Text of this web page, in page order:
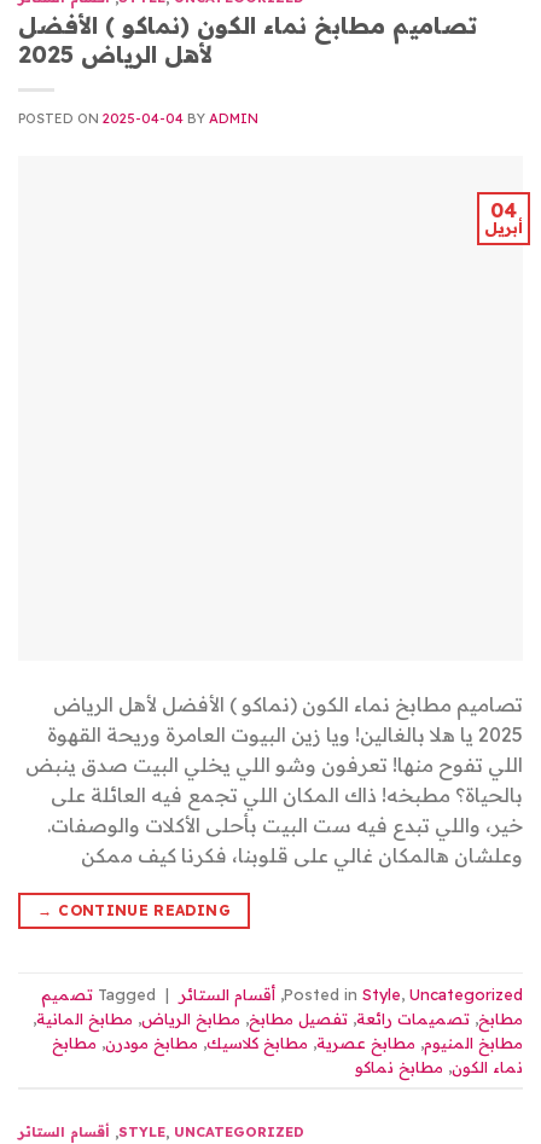
تصاميم مطابخ نماء الكون (نماكو ) الأفضل
لأهل الرياض 2025
POSTED ON 2025-04-04 BY ADMIN
04
أبريل
تصاميم مطابخ نماء الكون (نماكو ) الأفضل لأهل الرياض
2025 يا هلا بالغالين! ويا زين البيوت العامرة وريحة القهوة
اللي تفوح منها! تعرفون وشو اللي يخلي البيت صدق ينبض
بالحياة؟ مطبخه! ذاك المكان اللي تجمع فيه العائلة على
خير، واللي تبدع فيه ست البيت بأحلى الأكلات والوصفات.
وعلشان هالمكان غالي على قلوبنا، فكرنا كيف ممكن
CONTINUE READING
→
Posted in Style, Uncategorized
, أقسام الستائر |
Tagged تصميم
مطابخ, تصميمات رائعة, تفصيل مطابخ, مطابخ الرياض, مطابخ المانية,
مطابخ المنيوم, مطابخ عصرية, مطابخ كلاسيك, مطابخ مودرن, مطابخ
نماء الكون, مطابخ نماكو
STYLE, UNCATEGORIZED
, أقسام الستائر